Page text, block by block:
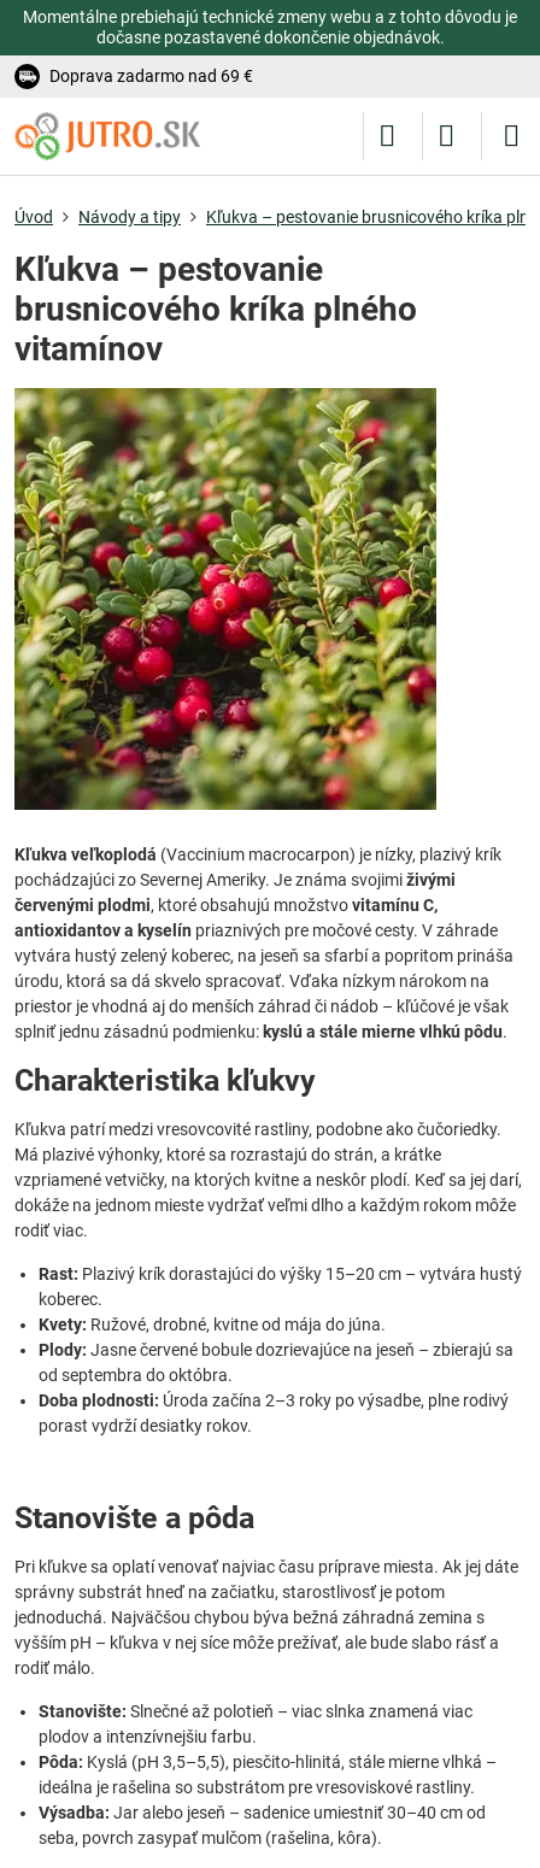
Momentálne prebiehajú technické zmeny webu a z tohto dôvodu je
dočasne pozastavené dokončenie objednávok.
Doprava zadarmo nad 69 €
Úvod Návody a tipy Kľukva – pestovanie brusnicového kríka
Kľukva – pestovanie
brusnicového kríka plného
vitamínov
Kľukva veľkoplodá (Vaccinium macrocarpon) je nízky, plazivý krík
pochádzajúci zo Severnej Ameriky. Je známa svojimiživými
červenými plodmi, ktoré obsahujú množstvovitamínu C,
antioxidantov a kyselín priaznivých pre močové cesty. V záhrade
vytvára hustý zelený koberec, na jeseň sa sfarbí a popritom prináša
úrodu, ktorá sa dá skvelo spracovať. Vďaka nízkym nárokom na
priestor je vhodná aj do menších záhrad či nádob – kľúčové je však
splniť jednu zásadnú podmienku: kyslú a stále mierne vlhkú pôdu.
Charakteristika kľukvy
Kľukva patrí medzi vresovcovité rastliny, podobne ako čučoriedky.
Má plazivé výhonky, ktoré sa rozrastajú do strán, a krátke
vzpriamené vetvičky, na ktorých kvitne a neskôr plodí. Keď sa jej darí,
dokáže na jednom mieste vydržať veľmi dlho a každým rokom môže
rodiť viac.
Rast: Plazivý krík dorastajúci do výšky 15–20 cm – vytvára hustý
koberec.
Kvety: Ružové, drobné, kvitne od mája do júna.
Plody: Jasne červené bobule dozrievajúce na jeseň – zbierajú sa
od septembra do októbra.
Doba plodnosti: Úroda začína 2–3 roky po výsadbe, plne rodivý
porast vydrží desiatky rokov.
Stanovište a pôda
Pri kľukve sa oplatí venovať najviac času príprave miesta. Ak jej dáte
správny substrát hneď na začiatku, starostlivosť je potom
jednoduchá. Najväčšou chybou býva bežná záhradná zemina s
vyšším pH – kľukva v nej síce môže prežívať, ale bude slabo rásť a
rodiť málo.
Stanovište: Slnečné až polotieň – viac slnka znamená viac
plodov a intenzívnejšiu farbu.
Pôda: Kyslá (pH 3,5–5,5), piesčito-hlinitá, stále mierne vlhká –
ideálna je rašelina so substrátom pre vresoviskové rastliny.
Výsadba: Jar alebo jeseň – sadenice umiestniť 30–40 cm od
seba, povrch zasypať mulčom (rašelina, kôra).